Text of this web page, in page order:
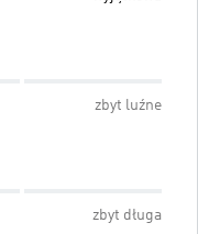
zbyt luźne
zbyt długa